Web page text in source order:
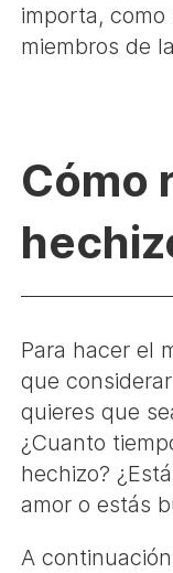
importa,
miembros de
Cómo
Para hacer el
que
quieres que
¿Cuanto
hechizo?
amor o estás
A